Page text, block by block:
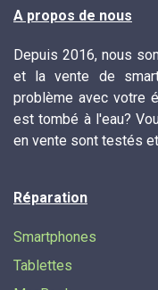
A propos de nous
Depuis 2016, nous
et la vente de
problème avec votre
est tombé à l'eau?
en vente sont testés
Réparation
Smartphones
Tablettes